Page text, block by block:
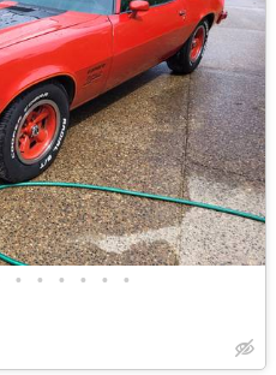
• • • • • •